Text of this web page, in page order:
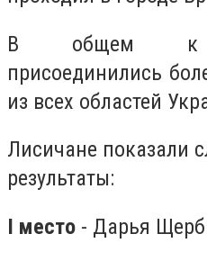
В общем к
присоединились
из всех областей
Лисичане показали
результаты:
I место - Дарья